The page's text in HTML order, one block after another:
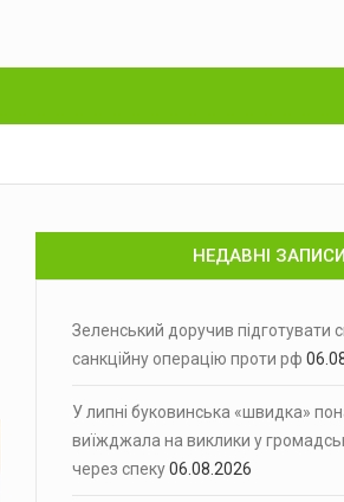
НЕДАВНІ ЗАПИСИ
Зеленський доручив підготувати
санкційну операцію проти рф
У липні буковинська «швидка»
виїжджала на виклики у
через спеку06.08.2026